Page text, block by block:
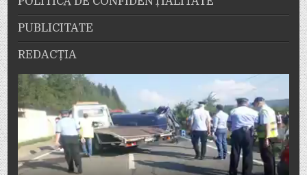
PUBLICITATE
REDACȚIA